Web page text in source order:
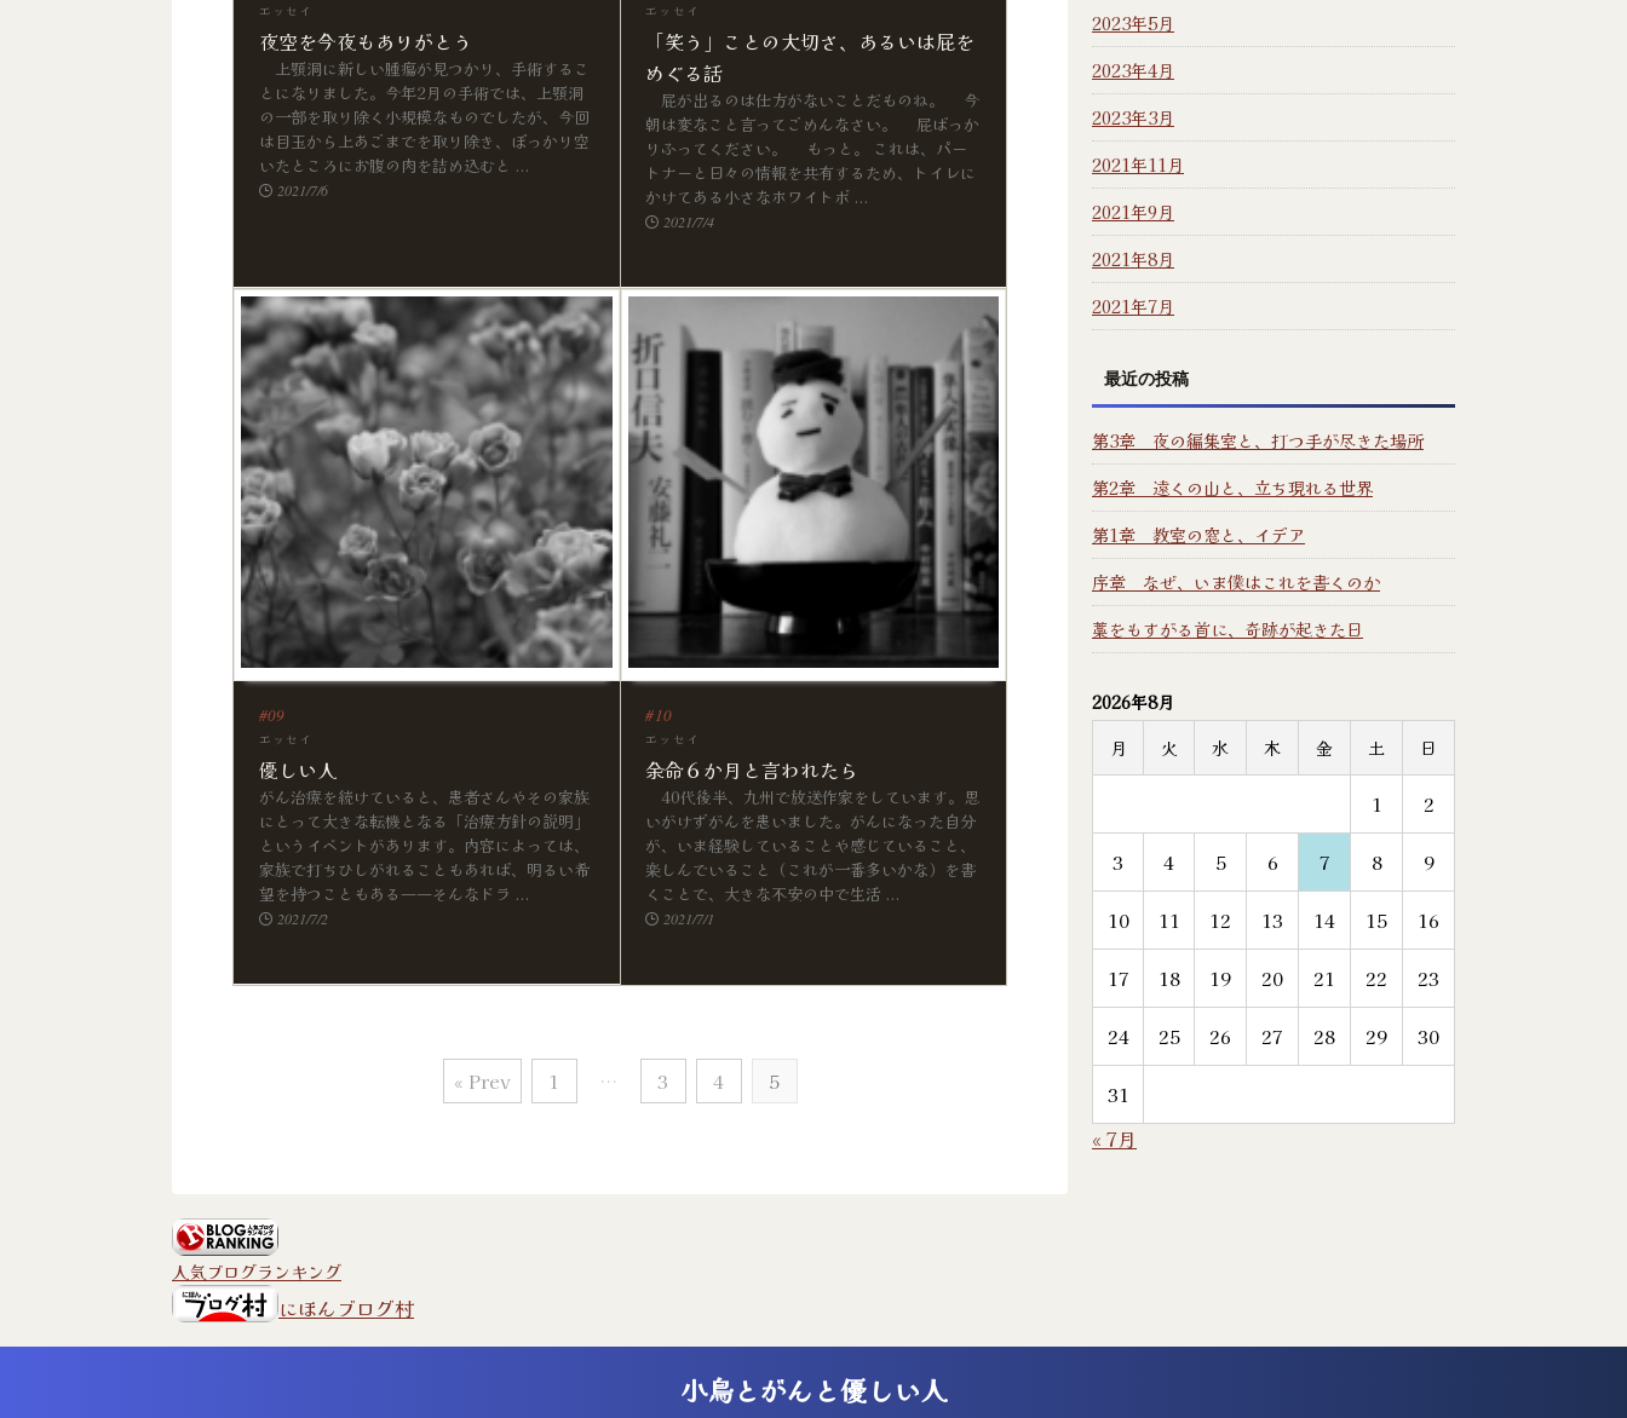
エッセイ
夜空を今夜もありがとう
2021/7/6
上顎洞に新しい腫瘍が見つかり、手術するこ
とになりました。今年2月の手術では、上顎洞
の一部を取り除く小規模なものでしたが、今回
は目玉から上あごまでを取り除き、ぽっかり空
いたところにお腹の肉を詰め込むと ...
エッセイ
「笑う」ことの大切さ、あるいは屁を
めぐる話
2021/7/4
屁が出るのは仕方がないことだものね。 今
朝は変なこと言ってごめんなさい。 屁ばっか
りふってください。 もっと。 これは、パー
トナーと日々の情報を共有するため、トイレに
かけてある小さなホワイトボ ...
エッセイ
優しい人
2021/7/2
がん治療を続けていると、患者さんやその家族
にとって大きな転機となる「治療方針の説明」
というイベントがあります。内容によっては、
家族で打ちひしがれることもあれば、明るい希
望を持つこともある――そんなドラ ...
エッセイ
余命６か月と言われたら
2021/7/1
40代後半、九州で放送作家をしています。思
いがけずがんを患いました。がんになった自分
が、いま経験していることや感じていること、
楽しんでいること（これが一番多いかな）を書
くことで、大きな不安の中で生活 ...
« Prev 1 … 3 4 5
2023年5月
2023年4月
2023年3月
2021年11月
2021年9月
2021年8月
2021年7月
最近の投稿
第3章 夜の編集室と、打つ手が尽きた場所
第2章 遠くの山と、立ち現れる世界
第1章 教室の窓と、イデア
序章 なぜ、いま僕はこれを書くのか
藁をもすがる首に、奇跡が起きた日
2026年8月
月
火 水 木 金 土 日
1 2
3 4 5 6 7 8 9
10 11 12 13 14 15 16
17 18 19 20 21 22 23
24 25 26 27 28 29 30
31
« 7月
人気ブログランキング
にほんブログ村
小鳥とがんと優しい人